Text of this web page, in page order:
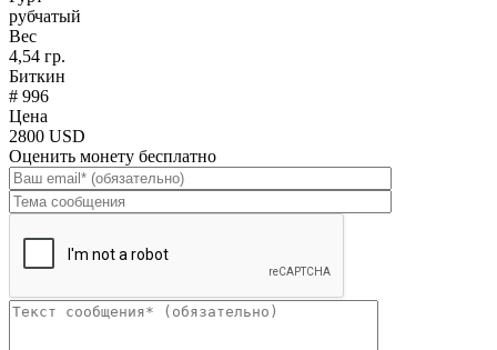
рубчатый
Вес
4,54 гр.
Биткин
# 996
Цена
2800 USD
Оценить монету бесплатно